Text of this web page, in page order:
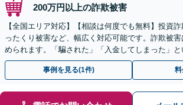
200万円以上の詐欺被害
【全国エリア対応】【相談は何度でも無料】投資
ったくり被害など、幅広く対応可能です。詐欺被
められます。「騙された」「入金してしまった」
早めにご相談ください。【電話・メール・WEB相
事例を見る(1件) 料